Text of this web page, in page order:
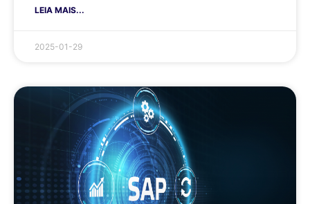
LEIA MAIS...
2025-01-29